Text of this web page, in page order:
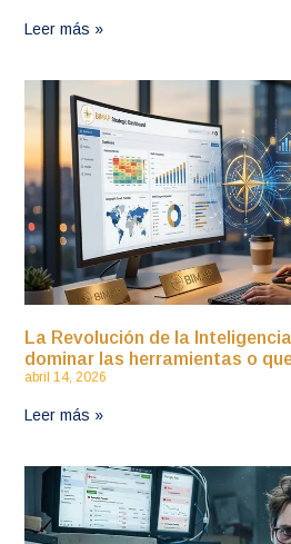
Leer más »
La Revolución de la
dominar las herramientas o
abril 14, 2026
Leer más »